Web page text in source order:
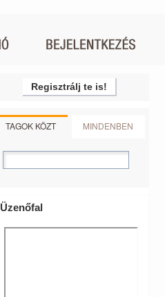
Regisztrálj te is!
TAGOK KÖZT MINDENBEN
Üzenőfal